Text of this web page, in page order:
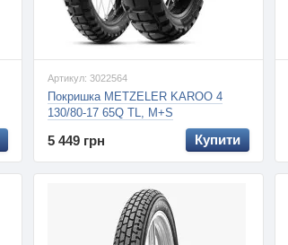
Артикул: 3022564
Покришка METZELER KAROO 4
130/80-17 65Q TL, M+S
5 449 грн Купити